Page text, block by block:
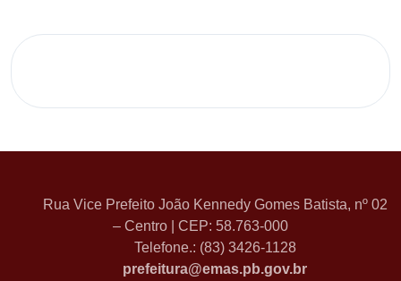
Rua Vice Prefeito João Kennedy Gomes Batista, nº 02
– Centro | CEP: 58.763-000
Telefone.: (83) 3426-1128
prefeitura@emas.pb.gov.br